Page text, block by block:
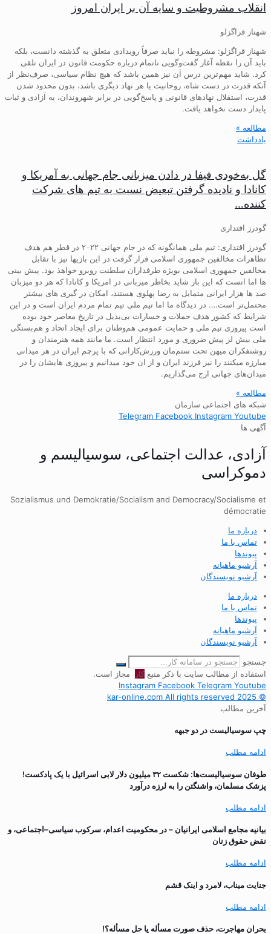
انقلاب مشروطیت و سایه آن بر ایران امروز
شهناز قراگزلو
شهناز قراگزلو: مشروطه را نباید صرفاً رویدادی متعلق به گذشته دانست، بلکه
باید آن را نقطه آغاز گفت‌وگویی ناتمام درباره حکومت قانون در ایران تلقی
کرد. شاید مهم‌ترین درس آن نیز همین باشد که هیچ نظام سیاسی، صرف‌نظر از
آنکه قدرت در دست شاه، روحانیت یا هر نهاد دیگری باشد، بدون محدود شدن
قدرت، استقلال نهادهای قانونی و پاسخ‌گویی در برابر شهروندان، به آزادی و ثبات
پایدار دست نخواهد یافت.
مطالعه »
یادداشت
گل به‌خودی فیفا در دادن میزبانی جام جهانی به آمریکا و
کانادا و نادیده گرفتن تبعیض نسبت به تیم های شرکت
کننده…
گودرز اقتداری
گودرز اقتداری: تیم ملی همانگونه که در جام جهانی ۲۰۲۲ در قطر هم هدف
تظاهرات مخالفین جمهوری اسلامی قرار گرفت در این بازیها نیز با تقابل
مخالفین جمهوری اسلامی بویژه طرفداران سلطنت روبرو خواهذ بود. پیش بینی
ها اما انست که این بار شاید بخاطر میزبانی در امریکا و کانادا که هر دو میزبان
صد ها هزار ایرانی متمایل به رضا پهلوی هستند، امکان در گیری های بیشتر
محتمل‌تر است…. در دیدگاه ما اما تیم ملی تیم تمام مردم ایران است و در این
شرایط که کشور هدف حملات و خسارات بی‌بدیل در تاریخ معاصر خود بوده
است پیروزی تیم ملی و حمایت عمومی هم‌وطنان برای ایجاد اتحاد و هم‌بستگی
ملی بیش لز پیش ضروری و مورد انتظار است. ما مانند همه هنرمندان و
روشنفکران میهن تحت ستم‌مان ورزش‌کارانی که با پرچم ایران در هر میدانی
مبارزه میکنند را نیز فرزند ایران و از ان خود میدانیم و پیروزی هایشان را در
میدان‌های جهانی ارج می‌گذاریم.
مطالعه »
شبکه های اجتماعی سازمان
Telegram Facebook Instagram Youtube
آگهی ها
آزادی، عدالت اجتماعی، سوسیالیسم و
دموکراسی
Sozialismus und Demokratie/Socialism and Democracy/Socialisme et
démocratie
درباره ما
تماس با ما
پیوندها
آرشیو ماهیانه
آرشیو نویسندگان
درباره ما
تماس با ما
پیوندها
آرشیو ماهیانه
آرشیو نویسندگان
جستجو
استفاده از مطالب سایت با ذکر منبعکار
مجاز است.
Instagram Facebook Telegram Youtube
© 2025 kar-online.com All rights reserved
آخرین مطالب
چپ سوسیالیست در دو جبهه
ادامه مطلب
طوفان سوسیالیست‌ها: شکست ۳۲ میلیون دلار لابی اسرائیل با یک پادکست!
پزشک مسلمان، واشنگتن را به لرزه درآورد
ادامه مطلب
بیانیه مجامع اسلامی ایرانیان – در محکومیت اعدام، سرکوب سیاسی–اجتماعی، و
نقض حقوق زنان
ادامه مطلب
جنایت میناب، لامرد و اینک قشم
ادامه مطلب
بحران مهاجرت‌، حذف صورت مسأله یا حل مسأله؟!